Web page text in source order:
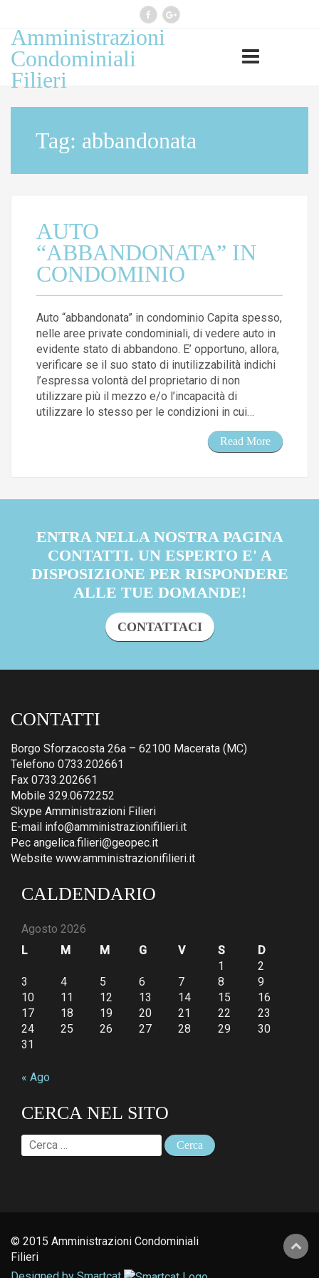
Professione esercitata ai sensi
legge 14 gennaio 2013, n 4
Amministrazioni
Condominiali
Filieri
Tag: abbandonata
AUTO
“ABBANDONATA” IN
CONDOMINIO
Auto “abbandonata” in condominio Capita spesso,
nelle aree private condominiali, di vedere auto in
evidente stato di abbandono. E’ opportuno, allora,
verificare se il suo stato di inutilizzabilità indichi
l’espressa volontà del proprietario di non
utilizzare più il mezzo e/o l’incapacità di
utilizzare lo stesso per le condizioni in cui…
Read More
ENTRA NELLA NOSTRA PAGINA
CONTATTI. UN ESPERTO E' A
DISPOSIZIONE PER RISPONDERE
ALLE TUE DOMANDE!
CONTATTACI
CONTATTI
Borgo Sforzacosta 26a – 62100 Macerata (MC)
Telefono 0733.202661
Fax 0733.202661
Mobile 329.0672252
Skype Amministrazioni Filieri
E-mail info@amministrazionifilieri.it
Pec angelica.filieri@geopec.it
Website www.amministrazionifilieri.it
CALDENDARIO
Agosto 2026
L
M M G V S
D
1
2
3
4 5 6 7 8
9
10
11 12 13 14 15
16
17
18 19 20 21 22
23
24
25 26 27 28 29
30
31
« Ago
CERCA NEL SITO
Ricerca
per:
© 2015 Amministrazioni Condominiali
Filieri